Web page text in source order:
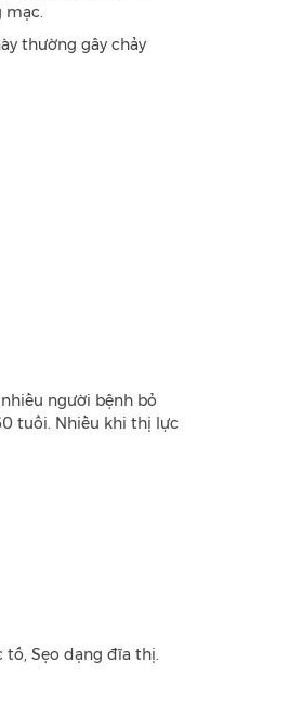
mạc.
thường gây chảy
người bệnh bỏ
tuổi. Nhiều khi thị lực
tố, Sẹo dạng đĩa thị.